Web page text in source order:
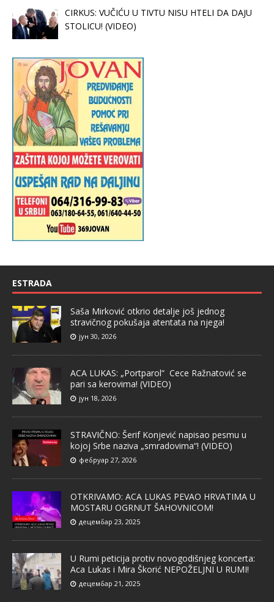
CIRKUS: VUČIĆU U TIVTU NISU HTELI DA DAJU
STOLICU! (VIDEO)
ESTRADA
Saša Mirković otkrio detalje još jednog
stravičnog pokušaja atentata na njega!
јун 30, 2026
ACA LUKAS: „Portparol“ Cece Ražnatović se
pari sa kerovima! (VIDEO)
јун 18, 2026
STRAVIČNO: Šerif Konjević napisao pesmu u
kojoj Srbe naziva „smradovima“! (VIDEO)
фебруар 27, 2026
OTKRIVAMO: ACA LUKAS PEVAO HRVATIMA U
MOSTARU OGRNUT ŠAHOVNICOM!
децембар 23, 2025
U Rumi peticija protiv novogodišnjeg koncerta:
Aca Lukas i Mira Škorić NEPOŽELJNI U RUMI!
децембар 21, 2025